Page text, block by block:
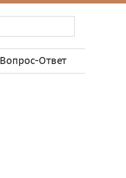
Вопрос-Ответ